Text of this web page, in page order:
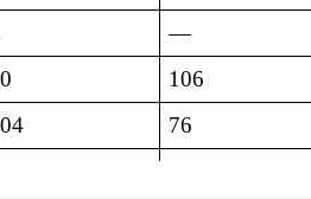
—
106
76